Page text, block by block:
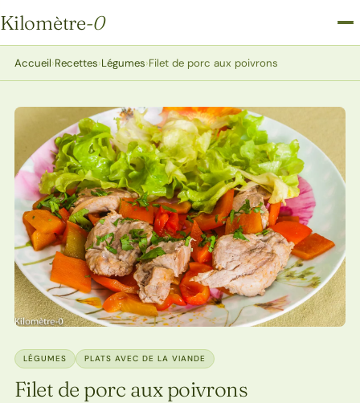
Kilomètre-0
Kilomètre-0
Accueil›Recettes›Légumes›Filet de porc aux poivrons
LÉGUMES PLATS AVEC DE LA VIANDE
Filet de porc aux poivrons